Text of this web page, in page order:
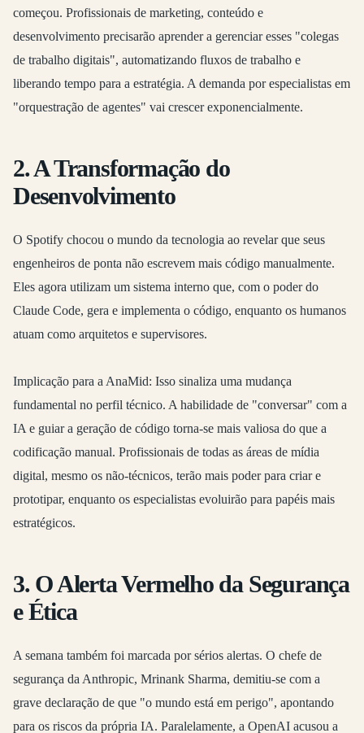
começou. Profissionais de marketing, conteúdo e
desenvolvimento precisarão aprender a gerenciar esses "colegas
de trabalho digitais", automatizando fluxos de trabalho e
liberando tempo para a estratégia. A demanda por especialistas em
"orquestração de agentes" vai crescer exponencialmente.
2. A Transformação do
Desenvolvimento
O Spotify chocou o mundo da tecnologia ao revelar que seus
engenheiros de ponta não escrevem mais código manualmente.
Eles agora utilizam um sistema interno que, com o poder do
Claude Code, gera e implementa o código, enquanto os humanos
atuam como arquitetos e supervisores.
Implicação para a AnaMid: Isso sinaliza uma mudança
fundamental no perfil técnico. A habilidade de "conversar" com a
IA e guiar a geração de código torna-se mais valiosa do que a
codificação manual. Profissionais de todas as áreas de mídia
digital, mesmo os não-técnicos, terão mais poder para criar e
prototipar, enquanto os especialistas evoluirão para papéis mais
estratégicos.
3. O Alerta Vermelho da Segurança
e Ética
A semana também foi marcada por sérios alertas. O chefe de
segurança da Anthropic, Mrinank Sharma, demitiu-se com a
grave declaração de que "o mundo está em perigo", apontando
para os riscos da própria IA. Paralelamente, a OpenAI acusou a